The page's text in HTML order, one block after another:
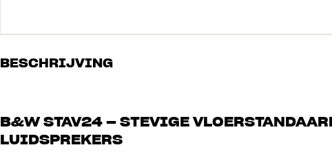
BESCHRIJVING
B&W STAV24 – STEVIGE
LUIDSPREKERS